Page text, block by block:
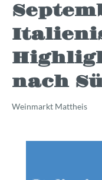
nach
Weinmarkt Mattheis